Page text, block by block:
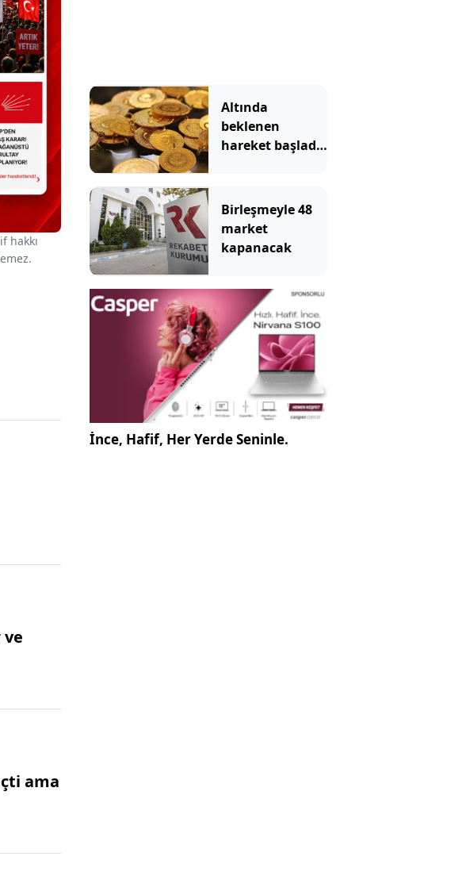
hakkı
ama
Altında
beklenen
hareket başladı!
Birleşmeyle 48
market
kapanacak
İnce, Hafif, Her Yerde Seninle.